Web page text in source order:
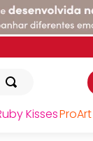
KissesProArt